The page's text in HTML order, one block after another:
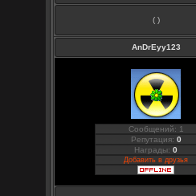
( )
AnDrEyy123
Сообщений: 1
Репутация: 0
Награды:0
Добавить в друзья